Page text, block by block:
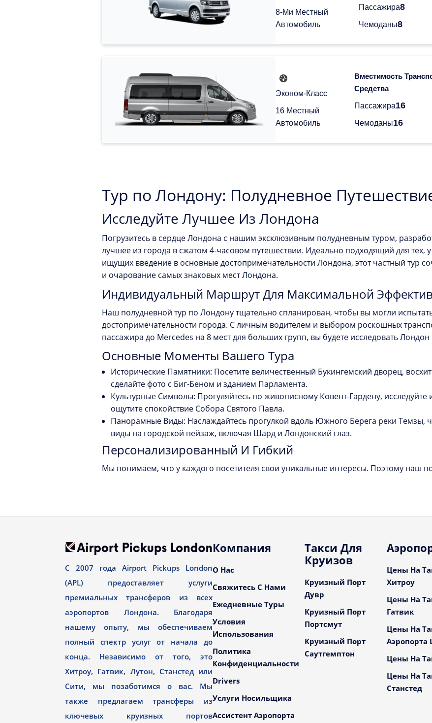
8-Ми Местный
Автомобиль
Пассажира8
Чемоданы8
Эконом-Класс
16 Местный
Автомобиль
Вместимость
Средства
Пассажира16
Чемоданы16
Тур по Лондону: Полудневное
Исследуйте Лучшее Из Лондона
Погрузитесь в сердце Лондона с нашим эксклюзивным полудневным туром,
лучшее из города в сжатом 4-часовом путешествии. Идеально подходящий для тех,
ищущих введение в основные достопримечательности Лондона, этот частный тур
и очарование самых знаковых мест Лондона.
Индивидуальный Маршрут Для Максимальной
Наш полудневной тур по Лондону тщательно спланирован, чтобы вы могли
достопримечательности города. С личным водителем и выбором роскошных
пассажира до Mercedes на 8 мест для больших групп, вы будете исследовать
Основные Моменты Вашего Тура
Исторические Памятники: Посетите величественный Букингемский дворец,
сделайте фото с Биг-Беном и зданием Парламента.
Культурные Символы: Прогуляйтесь по живописному Ковент-Гардену, исследуйте
ощутите спокойствие Собора Святого Павла.
Панорамные Виды: Наслаждайтесь прогулкой вдоль Южного Берега реки Темзы,
виды на городской пейзаж, включая Шард и Лондонский глаз.
Персонализированный И Гибкий
Мы понимаем, что у каждого посетителя свои уникальные интересы. Поэтому наш
С 2007 года Airport Pickups London
(APL) предоставляет услуги
премиальных трансферов из всех
аэропортов Лондона. Благодаря
нашему опыту, мы обеспечиваем
полный спектр услуг от начала до
конца. Независимо от того, это
Хитроу, Гатвик, Лутон, Станстед или
Сити, мы позаботимся о вас. Мы
также предлагаем трансферы из
ключевых круизных портов
Компания
О Нас
Свяжитесь С Нами
Ежедневные Туры
Условия
Использования
Политика
Конфиденциальности
Drivers
Услуги Носильщика
Ассистент Аэропорта
Такси Для
Круизов
Круизный Порт
Дувр
Круизный Порт
Портсмут
Круизный Порт
Саутгемптон
Цены На
Хитроу
Цены На
Гатвик
Цены На
Аэропорта
Цены На
Цены На
Станстед